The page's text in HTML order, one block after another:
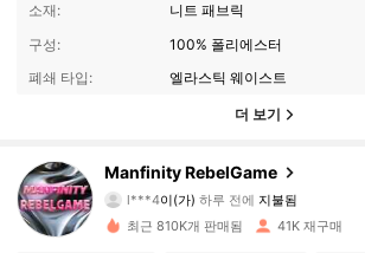
소재:
니트 패브릭
구성:
100% 폴리에스터
폐쇄 타입:
엘라스틱 웨이스트
더 보기
Manfinity RebelGame
4.82 49K 팔로워
l***4이(가)하루 전에 지불됨
최근 810K개 판매됨 41K 재구매